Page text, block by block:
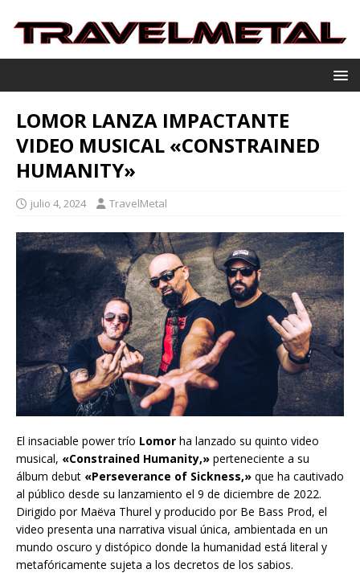
LOMOR LANZA IMPACTANTE
VIDEO MUSICAL «CONSTRAINED
HUMANITY»
julio 4, 2024 TravelMetal
El insaciable power trío Lomor ha lanzado su quinto video
musical, «Constrained Humanity,» perteneciente a su
álbum debut «Perseverance of Sickness,» que ha cautivado
al público desde su lanzamiento el 9 de diciembre de 2022.
Dirigido por Maëva Thurel y producido por Be Bass Prod, el
video presenta una narrativa visual única, ambientada en un
mundo oscuro y distópico donde la humanidad está literal y
metafóricamente sujeta a los decretos de los sabios.